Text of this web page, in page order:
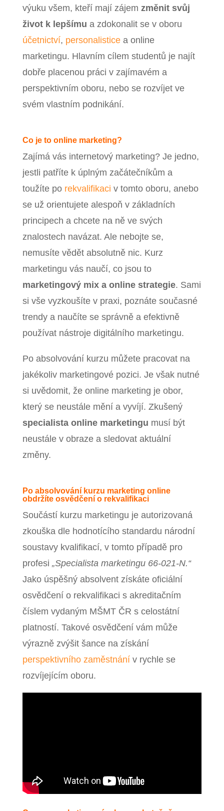
výuku všem, kteří mají zájem změnit svůj
život k lepšímu a zdokonalit se v oboru
účetnictví, personalisticea online
marketingu. Hlavním cílem studentů je najít
dobře placenou práci v zajímavém a
perspektivním oboru, nebo se rozvíjet ve
svém vlastním podnikání.
Co je to online marketing?
Zajímá vás internetový marketing? Je jedno,
jestli patříte k úplným začátečníkům a
toužíte po rekvalifikaci v tomto oboru, anebo
se už orientujete alespoň v základních
principech a chcete na ně ve svých
znalostech navázat. Ale nebojte se,
nemusíte vědět absolutně nic. Kurz
marketingu vás naučí, co jsou to
marketingový mix a online strategie. Sami
si vše vyzkoušíte v praxi, poznáte současné
trendy a naučíte se správně a efektivně
používat nástroje digitálního marketingu.
Po absolvování kurzu můžete pracovat na
jakékoliv marketingové pozici. Je však nutné
si uvědomit, že online marketing je obor,
který se neustále mění a vyvíjí. Zkušený
specialista online marketingu musí být
neustále v obraze a sledovat aktuální
změny.
Po absolvování kurzu marketing online
obdržíte osvědčení o rekvalifikaci
Součástí kurzu marketingu je autorizovaná
zkouška dle hodnotícího standardu národní
soustavy kvalifikací, v tomto případě pro
profesi „Specialista marketingu 66-021-N.“
Jako úspěšný absolvent získáte oficiální
osvědčení o rekvalifikaci s akreditačním
číslem vydaným MŠMT ČR s celostátní
platností. Takové osvědčení vám může
výrazně zvýšit šance na získání
perspektivního zaměstnánív rychle se
rozvíjejícím oboru.